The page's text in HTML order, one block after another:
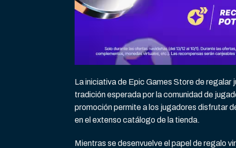
La iniciativa de Epic Games Store de regalar
tradición esperada por la comunidad de
promoción permite a los jugadores disfrutar
en el extenso catálogo de la tienda.
Mientras se desenvuelve el papel de regalo